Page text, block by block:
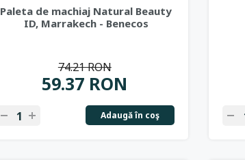
Paleta de machiaj Natural Beauty
ID, Marrakech - Benecos
59.37 RON
74.21 RON
Adaugă în coş